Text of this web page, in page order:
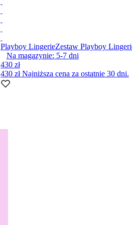
Playboy LingerieZestaw Playboy
Na magazynie: 5-7 dni
430 zł
430 złNajniższa cena za ostatnie 30 dni.